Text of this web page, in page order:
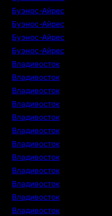
Буэнос-Айрес
Буэнос-Айрес
Буэнос-Айрес
Буэнос-Айрес
Владивосток
Владивосток
Владивосток
Владивосток
Владивосток
Владивосток
Владивосток
Владивосток
Владивосток
Владивосток
Владивосток
Владивосток